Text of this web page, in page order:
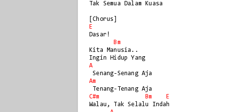
Tak Semua Dalam Kuasa
E
Dasar!
Bm
Kita Manusia..
A
Am
C#m
Bm
E
Walau, Tak Selalu Indah